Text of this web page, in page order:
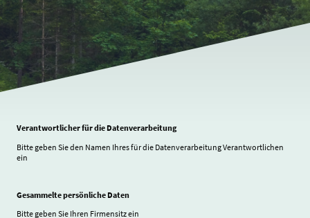
Verantwortlicher für die Datenverarbeitung
Bitte geben Sie den Namen Ihres für die Datenverarbeitung Verantwortlichen
ein
Gesammelte persönliche Daten
Bitte geben Sie Ihren Firmensitz ein